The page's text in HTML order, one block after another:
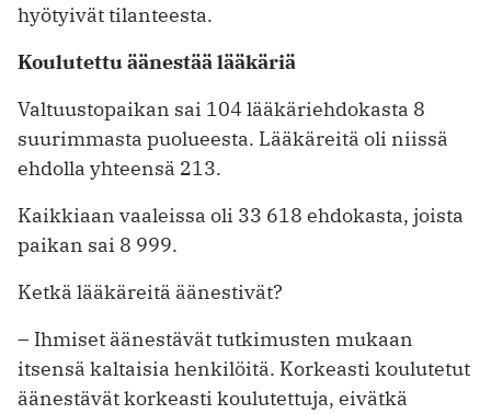
hyötyivät tilanteesta.
Koulutettu äänestää lääkäriä
Valtuustopaikan sai 104 lääkäriehdokasta 8
suurimmasta puolueesta. Lääkäreitä oli niissä
ehdolla yhteensä 213.
Kaikkiaan vaaleissa oli 33 618 ehdokasta, joista
paikan sai 8 999.
Ketkä lääkäreitä äänestivät?
– Ihmiset äänestävät tutkimusten mukaan
itsensä kaltaisia henkilöitä. Korkeasti koulutetut
äänestävät korkeasti koulutettuja, eivätkä